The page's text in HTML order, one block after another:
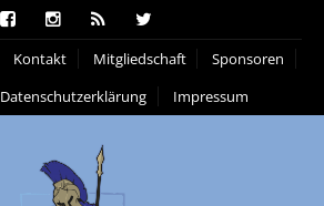
Kontakt Mitgliedschaft
Sponsoren
Datenschutzerklärung Impressum